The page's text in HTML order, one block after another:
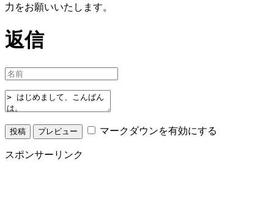
力をお願いいたします。
返信
マークダウンを有効にする
スポンサーリンク